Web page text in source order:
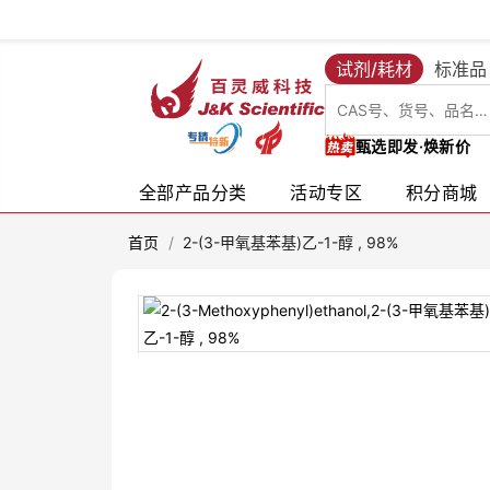
试剂/耗材 标准品
甄选即发·焕新价
全部产品分类 活动专区 积分商城
首页 / 2-(3-甲氧基苯基)乙-1-醇 , 98%